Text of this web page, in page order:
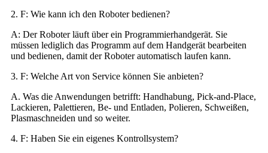
2. F: Wie kann ich den Roboter bedienen?
A: Der Roboter läuft über ein Programmierhandgerät. Sie
müssen lediglich das Programm auf dem Handgerät bearbeiten
und bedienen, damit der Roboter automatisch laufen kann.
3. F: Welche Art von Service können Sie anbieten?
A. Was die Anwendungen betrifft: Handhabung, Pick-and-Place,
Lackieren, Palettieren, Be- und Entladen, Polieren, Schweißen,
Plasmaschneiden und so weiter.
4. F: Haben Sie ein eigenes Kontrollsystem?